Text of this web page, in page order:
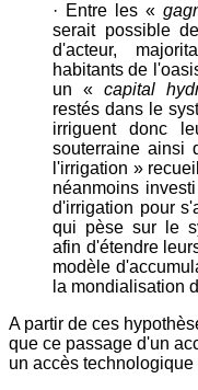
· Entre les «
serait possible
d'acteur,
habitants de
un «capital
restés dans le
irriguent donc
souterraine ainsi
l'irrigation »
néanmoins
d'irrigation pour
qui pèse sur le
afin d'étendre
modèle
la mondialisation
A partir de ces
que ce passage d'un
un accès